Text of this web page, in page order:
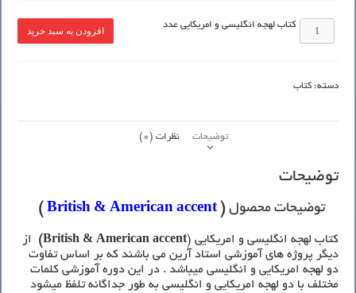
کتاب لهجه انگلیسی و امریکایی عدد
افزودن به سبد خرید
دسته:کتاب
توضیحات نظرات (0)
توضیحات
توضیحات محصول(
British & American accent
)
کتاب لهجه انگلیسی و امریکایی ( British & American accent)
از
دیگر پروژه های آموزشی استاد آرین می باشند که بر اساس تفاوت
دو لهجه امریکایی و انگلیسی میباشد . در این دوره آموزشی کلمات
مختلف با دو لهجه امریکایی و انگلیسی به طور جداگانه تلفظ میشود